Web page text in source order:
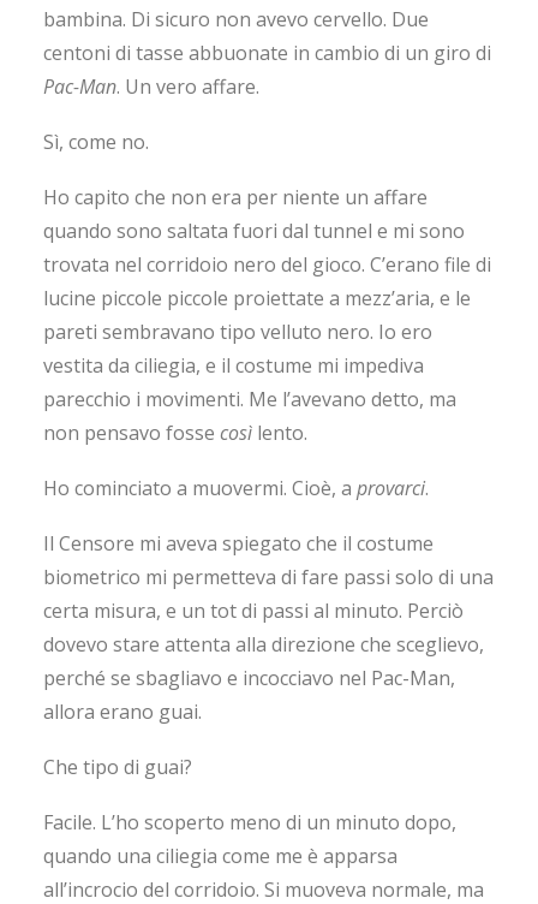
bambina. Di sicuro non avevo cervello. Due
centoni di tasse abbuonate in cambio di un giro di
Pac-Man. Un vero affare.
Sì, come no.
Ho capito che non era per niente un affare
quando sono saltata fuori dal tunnel e mi sono
trovata nel corridoio nero del gioco. C’erano file di
lucine piccole piccole proiettate a mezz’aria, e le
pareti sembravano tipo velluto nero. Io ero
vestita da ciliegia, e il costume mi impediva
parecchio i movimenti. Me l’avevano detto, ma
non pensavo fosse così lento.
Ho cominciato a muovermi. Cioè, a provarci.
Il Censore mi aveva spiegato che il costume
biometrico mi permetteva di fare passi solo di una
certa misura, e un tot di passi al minuto. Perciò
dovevo stare attenta alla direzione che sceglievo,
perché se sbagliavo e incocciavo nel Pac-Man,
allora erano guai.
Che tipo di guai?
Facile. L’ho scoperto meno di un minuto dopo,
quando una ciliegia come me è apparsa
all’incrocio del corridoio. Si muoveva normale, ma